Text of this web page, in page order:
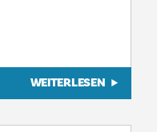
WEITERLESEN